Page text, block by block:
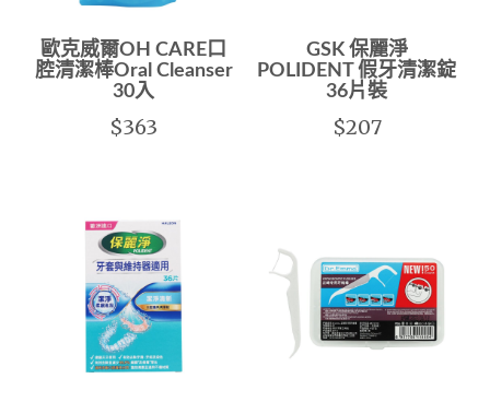
歐克威爾OH CARE口
腔清潔棒Oral Cleanser
30入
$363
GSK 保麗淨
POLIDENT 假牙清潔錠
36片裝
$207